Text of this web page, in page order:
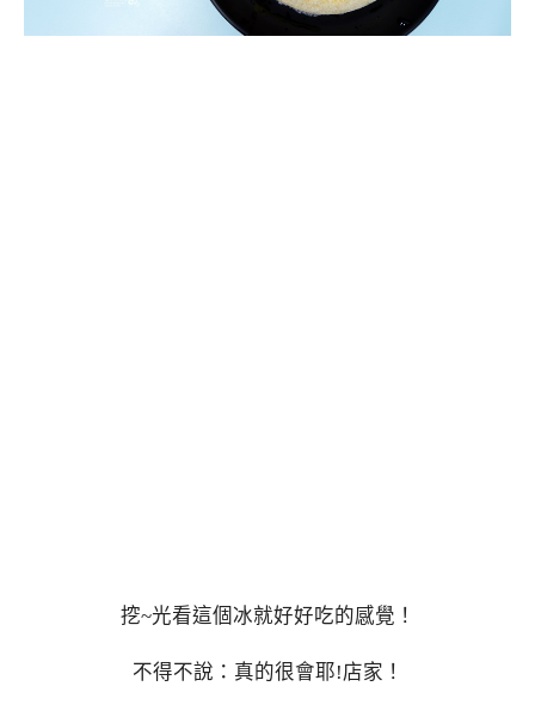
挖~光看這個冰就好好吃的感覺！
不得不說：真的很會耶!店家！